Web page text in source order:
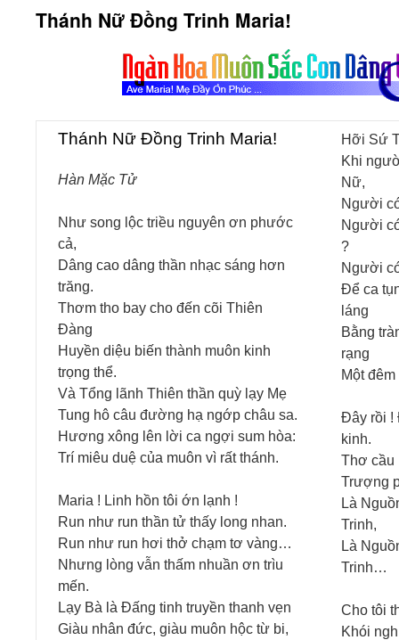
Thánh Nữ Đồng Trinh Maria!
Thánh Nữ Đồng Trinh Maria!
Hàn Mặc Tử
Như song lộc triều nguyên ơn phước
cả,
Dâng cao dâng thần nhạc sáng hơn
trăng.
Thơm tho bay cho đến cõi Thiên
Đàng
Huyền diệu biến thành muôn kinh
trọng thể.
Và Tổng lãnh Thiên thần quỳ lạy Mẹ
Tung hô câu đường hạ ngớp châu sa.
Hương xông lên lời ca ngợi sum hòa:
Trí miêu duệ của muôn vì rất thánh.
Maria ! Linh hồn tôi ớn lạnh !
Run như run thần tử thấy long nhan.
Run như run hơi thở chạm tơ vàng…
Nhưng lòng vẫn thấm nhuần ơn trìu
mến.
Lạy Bà là Đấng tinh truyền thanh vẹn
Giàu nhân đức, giàu muôn hộc từ bi,
Hỡi Sứ
Khi
Nữ,
Người
Người
?
Người
Để ca
láng
Bằng
rạng
Một
Đây rồi !
kinh.
Thơ cầu
Trượng
Là
Trinh,
Là
Trinh…
Cho tôi
Khói